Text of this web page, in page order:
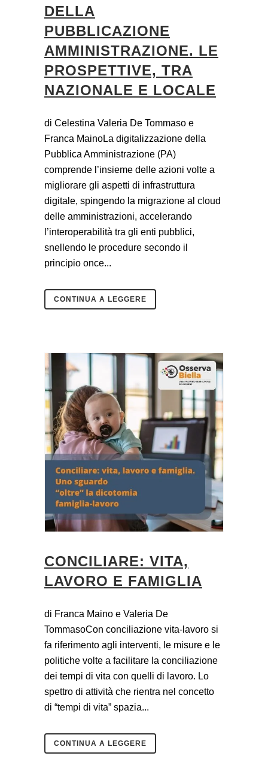
DELLA
PUBBLICAZIONE
AMMINISTRAZIONE. LE
PROSPETTIVE, TRA
NAZIONALE E LOCALE
di Celestina Valeria De Tommaso e
Franca MainoLa digitalizzazione della
Pubblica Amministrazione (PA)
comprende l’insieme delle azioni volte a
migliorare gli aspetti di infrastruttura
digitale, spingendo la migrazione al cloud
delle amministrazioni, accelerando
l’interoperabilità tra gli enti pubblici,
snellendo le procedure secondo il
principio once...
CONTINUA A LEGGERE
CONCILIARE: VITA,
LAVORO E FAMIGLIA
di Franca Maino e Valeria De
TommasoCon conciliazione vita-lavoro si
fa riferimento agli interventi, le misure e le
politiche volte a facilitare la conciliazione
dei tempi di vita con quelli di lavoro. Lo
spettro di attività che rientra nel concetto
di “tempi di vita” spazia...
CONTINUA A LEGGERE